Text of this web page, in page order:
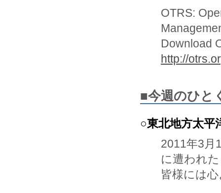
OTRS:
Download
http://
■今週のひと
○東北地方太平
2011年3月
に遭われた
皆様には